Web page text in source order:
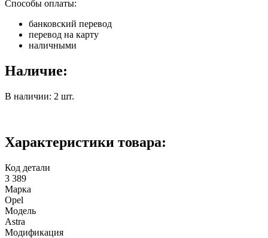
Способы оплаты:
банковский перевод
перевод на карту
наличными
Наличие:
В наличии: 2 шт.
Характеристики товара:
Код детали
3 389
Марка
Opel
Модель
Astra
Модификация